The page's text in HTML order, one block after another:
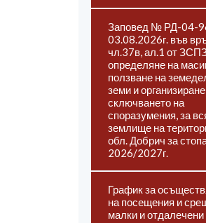
Заповед № РД-04-
03.08.2026г. във
чл.37в, ал.1 от
определяне на
ползване на
земи и
сключването на
споразумения, за
землище на
обл. Добрич за
2026/2027г.
График за
на посещения и
малки и отдалечени